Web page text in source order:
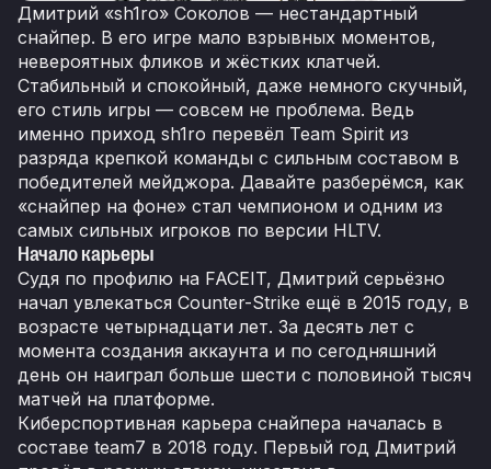
Дмитрий «sh1ro» Соколов — нестандартный
снайпер. В его игре мало взрывных моментов,
невероятных фликов и жёстких клатчей.
Стабильный и спокойный, даже немного скучный,
его стиль игры — совсем не проблема. Ведь
именно приход sh1ro перевёл Team Spirit из
разряда крепкой команды с сильным составом в
победителей мейджора. Давайте разберёмся, как
«снайпер на фоне» стал чемпионом и одним из
самых сильных игроков по версии HLTV.
Начало карьеры
Судя по профилю на FACEIT, Дмитрий серьёзно
начал увлекаться Counter-Strike ещё в 2015 году, в
возрасте четырнадцати лет. За десять лет с
момента создания аккаунта и по сегодняшний
день он наиграл больше шести с половиной тысяч
матчей на платформе.
Киберспортивная карьера снайпера началась в
составе team7 в 2018 году. Первый год Дмитрий